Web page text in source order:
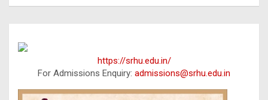
https://srhu.edu.in/
For Admissions Enquiry: admissions@srhu.edu.in